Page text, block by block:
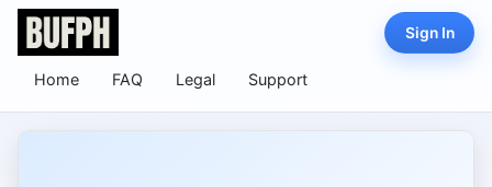
Home FAQ Legal Support
Sign In